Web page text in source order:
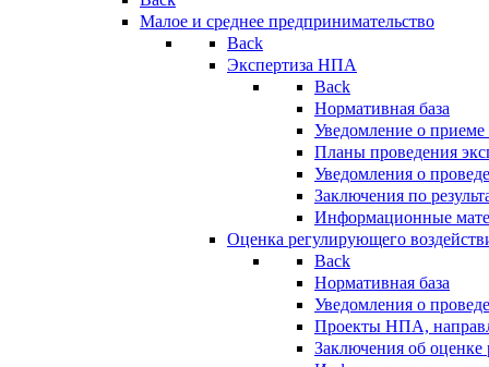
Малое и среднее предпринимательство
Back
Экспертиза НПА
Back
Нормативная база
Уведомление о
Планы проведения
Уведомления о
Заключения по
Информационные
Оценка регулирующего
Back
Нормативная база
Уведомления о
Проекты НПА,
Заключения об